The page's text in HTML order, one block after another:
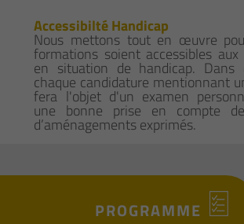
Accessibilté Handicap
Nous mettons tout en œuvre
formations soient accessibles aux
en situation de handicap. Dans
chaque candidature mentionnant
fera l'objet d'un examen
une bonne prise en compte
d’aménagements exprimés.
PROGRAMME